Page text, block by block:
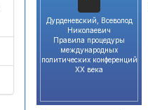
Дурденевский, Всеволод
Николаевич
Правила процедуры
международных
политических конференций
XX века